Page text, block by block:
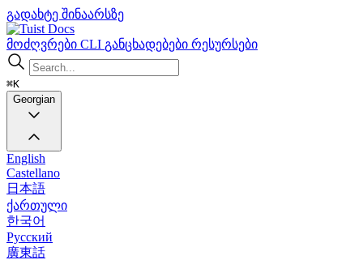
გადახტე შინაარსზე
Docs
მოძღვრები CLI განცხადებები რესურსები
⌘K
Georgian
English
Castellano
日本語
ქართული
한국어
Русский
廣東話